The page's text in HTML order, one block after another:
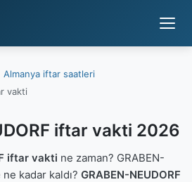
Almanya iftar saatleri
vakti
iftar vakti 2026
iftar vakti ne zaman? GRABEN-
kadar kaldı? GRABEN-NEUDORF